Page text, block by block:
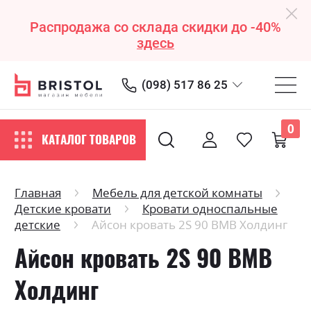
Распродажа со склада скидки до -40%
здесь
(098) 517 86 25
КАТАЛОГ ТОВАРОВ
0
Главная
Мебель для детской комнаты
Детские кровати
Кровати односпальные
детские
Айсон кровать 2S 90 ВМВ Холдинг
Айсон кровать 2S 90 ВМВ
Холдинг